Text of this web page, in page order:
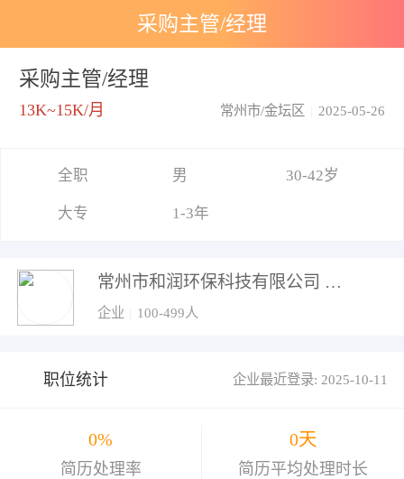
采购主管/经理
采购主管/经理
13K~15K/月 2025-05-26
常州市/金坛区
全职 男 30-42岁
大专 1-3年
常州市和润环保科技有限公司
企业 100-499人
职位统计 企业最近登录: 2025-10-11
0%
简历处理率
0天
简历平均处理时长